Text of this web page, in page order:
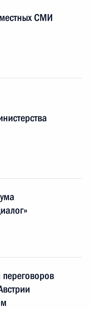
СМИ